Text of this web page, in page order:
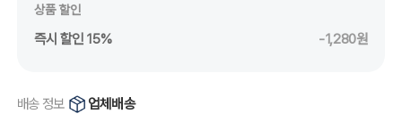
상품 할인
즉시 할인 15% -1,280원
배송 정보
업체배송